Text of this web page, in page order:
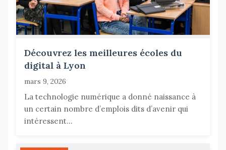
Découvrez les meilleures écoles du
digital à Lyon
mars 9, 2026
La technologie numérique a donné naissance à
un certain nombre d’emplois dits d’avenir qui
intéressent...